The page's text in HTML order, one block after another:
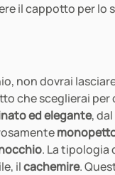
il cappotto per lo
non dovrai
che sceglierai
ed elegante,
. La tipologia
il cachemire.